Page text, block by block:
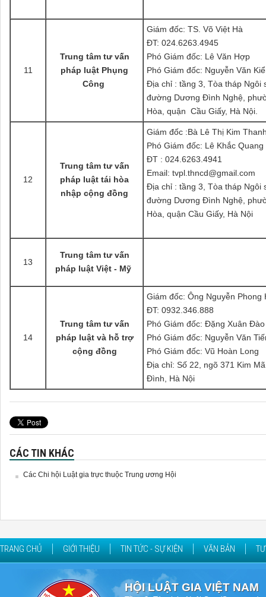
11
Trung tâm tư vấn
pháp luật Phụng
Công
Giám đốc: TS. Võ Việt Hà
ĐT: 024.6263.4945
Phó Giám đốc: Lê Văn Hợp
Phó Giám đốc: Nguyễn Văn
Địa chỉ : tầng 3, Tòa tháp Ngôi
đường Dương Đình Nghệ,
Hòa, quận Cầu Giấy, Hà Nội.
12
Trung tâm tư vấn
pháp luật tái hòa
nhập cộng đồng
Giám đốc :Bà Lê Thị Kim
Phó Giám đốc: Lê Khắc Quang
ĐT : 024.6263.4941
Email: tvpl.thncd@gmail.com
Địa chỉ : tầng 3, Tòa tháp Ngôi
đường Dương Đình Nghệ,
Hòa, quận Cầu Giấy, Hà Nội
13
Trung tâm tư vấn
pháp luật Việt - Mỹ
14
Trung tâm tư vấn
pháp luật và hỗ trợ
cộng đồng
Giám đốc: Ông Nguyễn Phong
ĐT: 0932.346.888
Phó Giám đốc: Đặng Xuân Đào
Phó Giám đốc: Nguyễn Văn
Phó Giám đốc: Vũ Hoàn Long
Địa chỉ: Số 22, ngõ 371 Kim
Đình, Hà Nội
CÁC TIN KHÁC
Các Chi hội Luật gia trực thuộc Trung ương Hội
TRANG CHỦ GIỚI THIỆU TIN TỨC - SỰ KIỆN VĂN BẢN
HỘI LUẬT GIA VIỆT NAM